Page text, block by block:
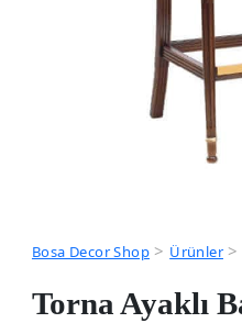
Bosa Decor Shop> Ürünler
Torna Ayaklı